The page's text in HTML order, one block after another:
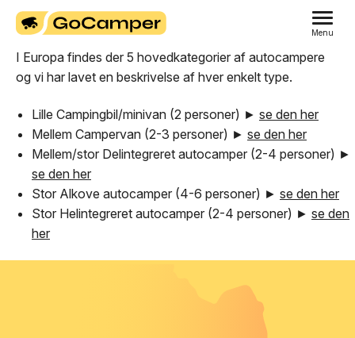
Menu
I Europa findes der 5 hovedkategorier af autocampere
og vi har lavet en beskrivelse af hver enkelt type.
Lille Campingbil/minivan (2 personer) ► se den her
Mellem Campervan (2-3 personer) ► se den her
Mellem/stor Delintegreret autocamper (2-4 personer) ►
se den her
Stor Alkove autocamper (4-6 personer) ► se den her
Stor Helintegreret autocamper (2-4 personer) ► se den
her